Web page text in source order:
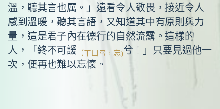
溫，聽其言也厲。」遠看令人敬畏，接近令人
感到溫暖，聽其言語，又知道其中有原則與力
量，這是君子內在德行的自然流露。這樣的
人，「終不可諼 （ㄒㄩㄢ，忘)兮！」只要見過他一
次，便再也難以忘懷。